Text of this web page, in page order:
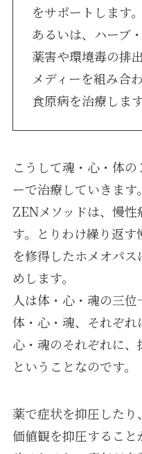
をサポートします。
あるいは、ハーブ
薬害や環境毒の排
メディーを組み合
食原病を治療します
こうして魂・心・体
ーで治療していきます。
ZENメソッドは、慢
す。とりわけ繰り返
を修得したホメオパ
めします。
人は体・心・魂の三
体・心・魂、それぞれ
心・魂のそれぞれに
ということなのです。
薬で症状を抑圧した
価値観を抑圧すること